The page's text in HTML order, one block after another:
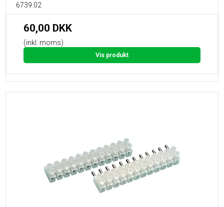
6739.02
60,00 DKK
(inkl. moms)
Vis produkt